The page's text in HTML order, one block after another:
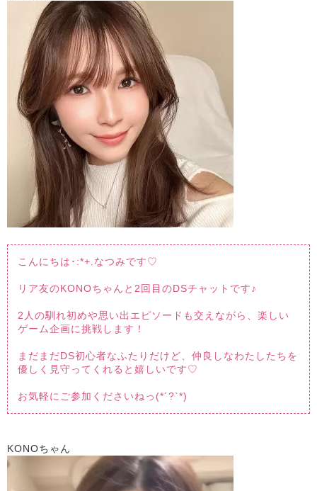
こんにちは･:*+.なつみです♡
リア友のKONOちゃんと2回目のDSチャットです♪
2人の馴れ初めや思い出エピソードも交えながら、楽しい
ゲーム企画に挑戦します！
まだまだDS初心者なふたりだけど、仲良しなわたしたちを
優しく見守ってくれると嬉しいです♡
お気軽にご参加くださいねっ(*´?`*)
KONOちゃん